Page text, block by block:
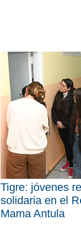
Tigre: jóvenes
solidaria en el
Mama Antula